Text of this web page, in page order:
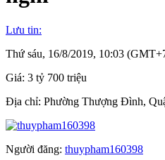
Lưu tin:
Thứ sáu, 16/8/2019, 10:03
Giá: 3 tỷ 700 triệu
Địa chỉ: Phường Thượng Đình,
Người đăng: thuypham160398